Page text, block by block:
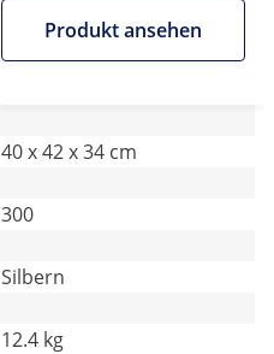
Produkt ansehen
40 x 42 x 34 cm
300
Silbern
12.4 kg